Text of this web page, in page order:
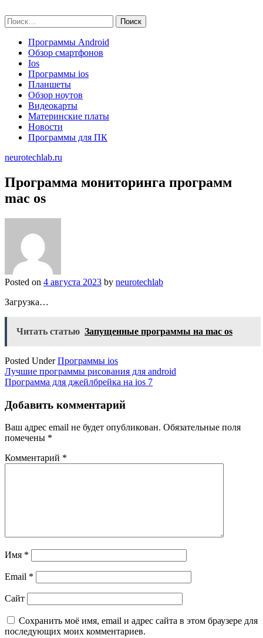
to
content
Найти:
Программы Android
Обзор смартфонов
Ios
Программы ios
Планшеты
Обзор ноутов
Видеокарты
Материнские платы
Новости
Программы для ПК
neurotechlab.ru
Программа мониторинга программ
mac os
Posted on 4 августа 2023 by neurotechlab
Загрузка…
Читать статью Запущенные программы на mac os
Posted UnderПрограммы ios
Навигация
по
записям
Лучшие программы рисования для android
Программа для джейлбрейка на ios 7
Добавить комментарий
Ваш адрес email не будет опубликован. Обязательные поля
помечены *
Комментарий *
Имя *
Email *
Сайт
Сохранить моё имя, email и адрес сайта в этом браузере для
последующих моих комментариев.